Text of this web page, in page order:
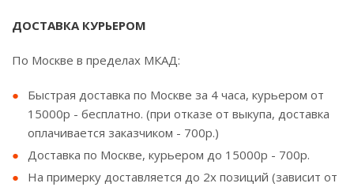
ДОСТАВКА КУРЬЕРОМ
По Москве в пределах МКАД:
Быстрая доставка по Москве за 4 часа, курьером от
15000р - бесплатно. (при отказе от выкупа, доставка
оплачивается заказчиком - 700р.)
Доставка по Москве, курьером до 15000р - 700р.
На примерку доставляется до 2х позиций (зависит от